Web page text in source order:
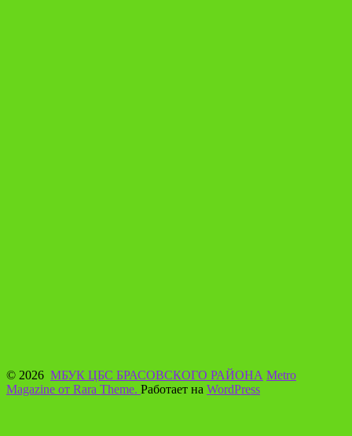
© 2026 МБУК ЦБС БРАСОВСКОГО РАЙОНА Metro
Magazine от Rara Theme. Работает на WordPress